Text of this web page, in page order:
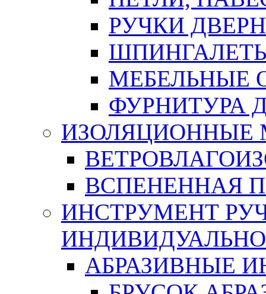
РУЧКИ
МЕБЕЛЬНЫЕ
ФУРНИТУРА
ИЗОЛЯЦИОННЫЕ
ВСПЕНЕННАЯ
ИНСТРУМЕНТ
АБРАЗИВНЫЕ